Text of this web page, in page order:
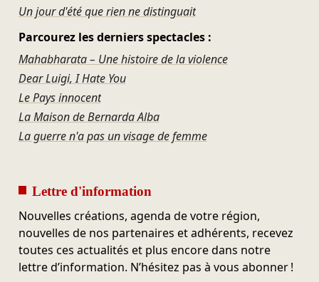
Un jour d'été que rien ne distinguait
Parcourez les derniers spectacles :
Mahabharata – Une histoire de la violence
Dear Luigi, I Hate You
Le Pays innocent
La Maison de Bernarda Alba
La guerre n'a pas un visage de femme
Lettre d'information
Nouvelles créations, agenda de votre région,
nouvelles de nos partenaires et adhérents, recevez
toutes ces actualités et plus encore dans notre
lettre d’information. N’hésitez pas à vous abonner !